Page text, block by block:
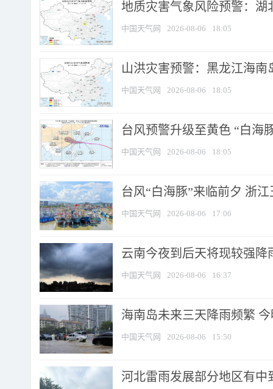
地质灾害气象风险预警：湖
中国天气网 2026-08-06 18:05
山洪灾害预警：黑龙江海
中国天气网 2026-08-06 18:05
台风预警升级至黄色 “白海
中国天气网 2026-08-06 18:05
台风“白海豚”来临前夕 浙
中国天气网 2026-08-06 17:06
云南今夜到后天将现较强降
中国天气网 2026-08-06 16:37
海南岛未来三天降雨频繁
中国天气网 2026-08-06 15:50
河北雷雨发展部分地区有中